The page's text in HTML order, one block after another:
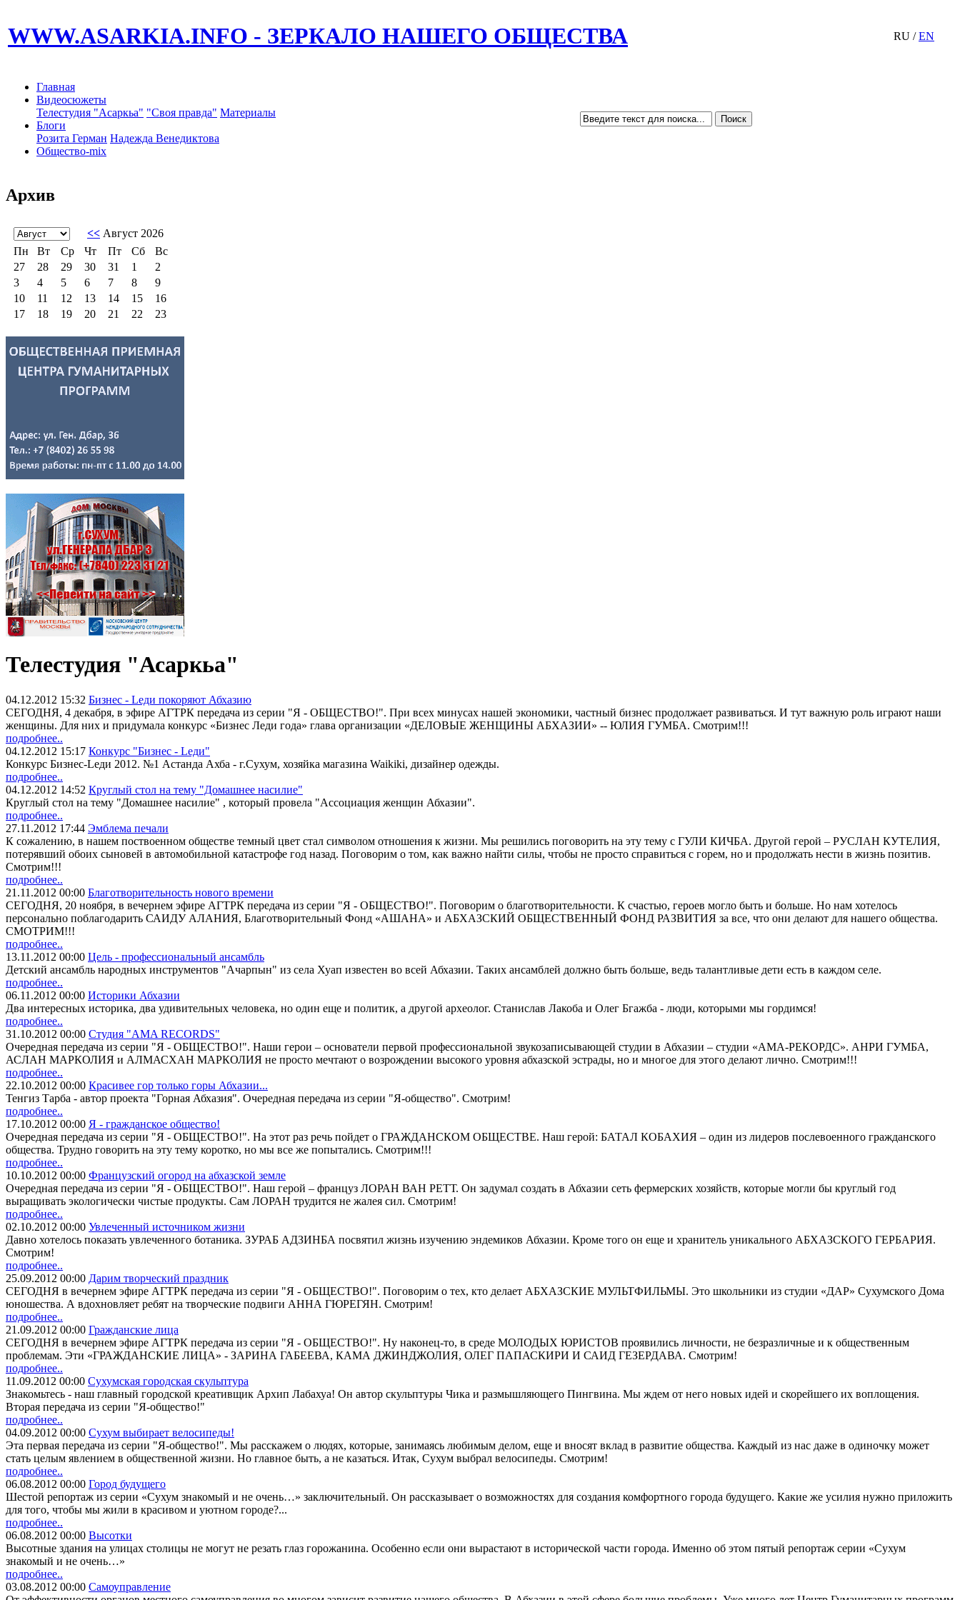
WWW.ASARKIA.INFO - ЗЕРКАЛО НАШЕГО ОБЩЕСТВА RU /EN
Главная
Видеосюжеты
Телестудия "Асаркьа" "Своя правда" Материалы
Блоги
Розита Герман Надежда Венедиктова
Общество-mix
Архив
Телестудия "Асаркьа"
04.12.2012 15:32 Бизнес - Leди покоряют Абхазию
СЕГОДНЯ, 4 декабря, в эфире АГТРК передача из серии "Я - ОБЩЕСТВО!". При всех минусах нашей экономики, частный бизнес продолжает развиваться. И тут важную роль играют наши
женщины. Для них и придумала конкурс «Бизнес Леди года» глава организации «ДЕЛОВЫЕ ЖЕНЩИНЫ АБХАЗИИ» -- ЮЛИЯ ГУМБА. Смотрим!!!
подробнее..
04.12.2012 15:17 Конкурс "Бизнес - Leди"
Конкурс Бизнес-Leди 2012. №1 Астанда Ахба - г.Сухум, хозяйка магазина Waikiki, дизайнер одежды.
подробнее..
04.12.2012 14:52 Круглый стол на тему "Домашнее насилие"
Круглый стол на тему "Домашнее насилие" , который провела "Ассоциация женщин Абхазии".
подробнее..
27.11.2012 17:44 Эмблема печали
К сожалению, в нашем поствоенном обществе темный цвет стал символом отношения к жизни. Мы решились поговорить на эту тему с ГУЛИ КИЧБА. Другой герой – РУСЛАН КУТЕЛИЯ,
потерявший обоих сыновей в автомобильной катастрофе год назад. Поговорим о том, как важно найти силы, чтобы не просто справиться с горем, но и продолжать нести в жизнь позитив.
Смотрим!!!
подробнее..
21.11.2012 00:00 Благотворительность нового времени
СЕГОДНЯ, 20 ноября, в вечернем эфире АГТРК передача из серии "Я - ОБЩЕСТВО!". Поговорим о благотворительности. К счастью, героев могло быть и больше. Но нам хотелось
персонально поблагодарить САИДУ АЛАНИЯ, Благотворительный Фонд «АШАНА» и АБХАЗСКИЙ ОБЩЕСТВЕННЫЙ ФОНД РАЗВИТИЯ за все, что они делают для нашего общества.
СМОТРИМ!!!
подробнее..
13.11.2012 00:00 Цель - профессиональный ансамбль
Детский ансамбль народных инструментов "Ачарпын" из села Хуап известен во всей Абхазии. Таких ансамблей должно быть больше, ведь талантливые дети есть в каждом селе.
подробнее..
06.11.2012 00:00 Историки Абхазии
Два интересных историка, два удивительных человека, но один еще и политик, а другой археолог. Станислав Лакоба и Олег Бгажба - люди, которыми мы гордимся!
подробнее..
31.10.2012 00:00 Студия "AMA RECORDS"
Очередная передача из серии "Я - ОБЩЕСТВО!". Наши герои – основатели первой профессиональной звукозаписывающей студии в Абхазии – студии «АМА-РЕКОРДС». АНРИ ГУМБА,
АСЛАН МАРКОЛИЯ и АЛМАСХАН МАРКОЛИЯ не просто мечтают о возрождении высокого уровня абхазской эстрады, но и многое для этого делают лично. Смотрим!!!
подробнее..
22.10.2012 00:00 Красивее гор только горы Абхазии...
Тенгиз Тарба - автор проекта "Горная Абхазия". Очередная передача из серии "Я-общество". Смотрим!
подробнее..
17.10.2012 00:00 Я - гражданское общество!
Очередная передача из серии "Я - ОБЩЕСТВО!". На этот раз речь пойдет о ГРАЖДАНСКОМ ОБЩЕСТВЕ. Наш герой: БАТАЛ КОБАХИЯ – один из лидеров послевоенного гражданского
общества. Трудно говорить на эту тему коротко, но мы все же попытались. Смотрим!!!
подробнее..
10.10.2012 00:00 Французский огород на абхазской земле
Очередная передача из серии "Я - ОБЩЕСТВО!". Наш герой – француз ЛОРАН ВАН РЕТТ. Он задумал создать в Абхазии сеть фермерских хозяйств, которые могли бы круглый год
выращивать экологически чистые продукты. Сам ЛОРАН трудится не жалея сил. Смотрим!
подробнее..
02.10.2012 00:00 Увлеченный источником жизни
Давно хотелось показать увлеченного ботаника. ЗУРАБ АДЗИНБА посвятил жизнь изучению эндемиков Абхазии. Кроме того он еще и хранитель уникального АБХАЗСКОГО ГЕРБАРИЯ.
Смотрим!
подробнее..
25.09.2012 00:00 Дарим творческий праздник
СЕГОДНЯ в вечернем эфире АГТРК передача из серии "Я - ОБЩЕСТВО!". Поговорим о тех, кто делает АБХАЗСКИЕ МУЛЬТФИЛЬМЫ. Это школьники из студии «ДАР» Сухумского Дома
юношества. А вдохновляет ребят на творческие подвиги АННА ГЮРЕГЯН. Смотрим!
подробнее..
21.09.2012 00:00 Гражданские лица
СЕГОДНЯ в вечернем эфире АГТРК передача из серии "Я - ОБЩЕСТВО!". Ну наконец-то, в среде МОЛОДЫХ ЮРИСТОВ проявились личности, не безразличные и к общественным
проблемам. Эти «ГРАЖДАНСКИЕ ЛИЦА» - ЗАРИНА ГАБЕЕВА, КАМА ДЖИНДЖОЛИЯ, ОЛЕГ ПАПАСКИРИ И САИД ГЕЗЕРДАВА. Смотрим!
подробнее..
11.09.2012 00:00 Сухумская городская скульптура
Знакомьтесь - наш главный городской креативщик Архип Лабахуа! Он автор скульптуры Чика и размышляющего Пингвина. Мы ждем от него новых идей и скорейшего их воплощения.
Вторая передача из серии "Я-общество!"
подробнее..
04.09.2012 00:00 Сухум выбирает велосипеды!
Эта первая передача из серии "Я-общество!". Мы расскажем о людях, которые, занимаясь любимым делом, еще и вносят вклад в развитие общества. Каждый из нас даже в одиночку может
стать целым явлением в общественной жизни. Но главное быть, а не казаться. Итак, Сухум выбрал велосипеды. Смотрим!
подробнее..
06.08.2012 00:00 Город будущего
Шестой репортаж из серии «Сухум знакомый и не очень…» заключительный. Он рассказывает о возможностях для создания комфортного города будущего. Какие же усилия нужно приложить
для того, чтобы мы жили в красивом и уютном городе?...
подробнее..
06.08.2012 00:00 Высотки
Высотные здания на улицах столицы не могут не резать глаз горожанина. Особенно если они вырастают в исторической части города. Именно об этом пятый репортаж серии «Сухум
знакомый и не очень…»
подробнее..
03.08.2012 00:00 Самоуправление